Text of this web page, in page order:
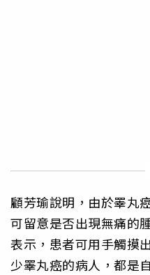
顧芳瑜說明，由於睪丸
可留意是否出現無痛的
表示，患者可用手觸摸
少睪丸癌的病人，都是